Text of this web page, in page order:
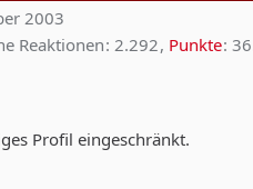
2003
Reaktionen 2.292 Punkte
Profil eingeschränkt.